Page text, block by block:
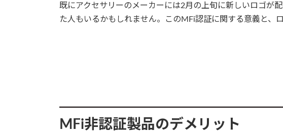
既にアクセサリーのメーカーには2月の上旬に新しいロゴが
た人もいるかもしれません。このMFi認証に関する意義と、
MFi非認証製品のデメリット